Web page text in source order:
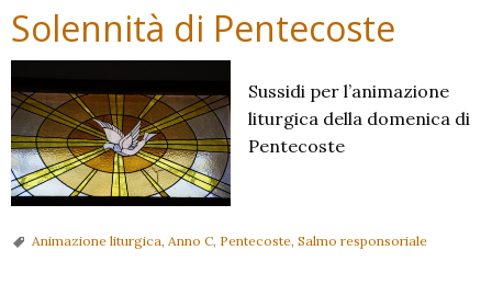
Solennità di Pentecoste
Sussidi per l’animazione
liturgica della domenica di
Pentecoste
Animazione liturgica, Anno C, Pentecoste, Salmo responsoriale